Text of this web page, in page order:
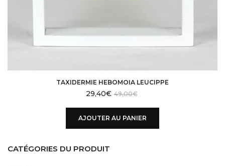
TAXIDERMIE HEBOMOIA LEUCIPPE
49,00€
29,40€
AJOUTER AU PANIER
CATÉGORIES DU PRODUIT